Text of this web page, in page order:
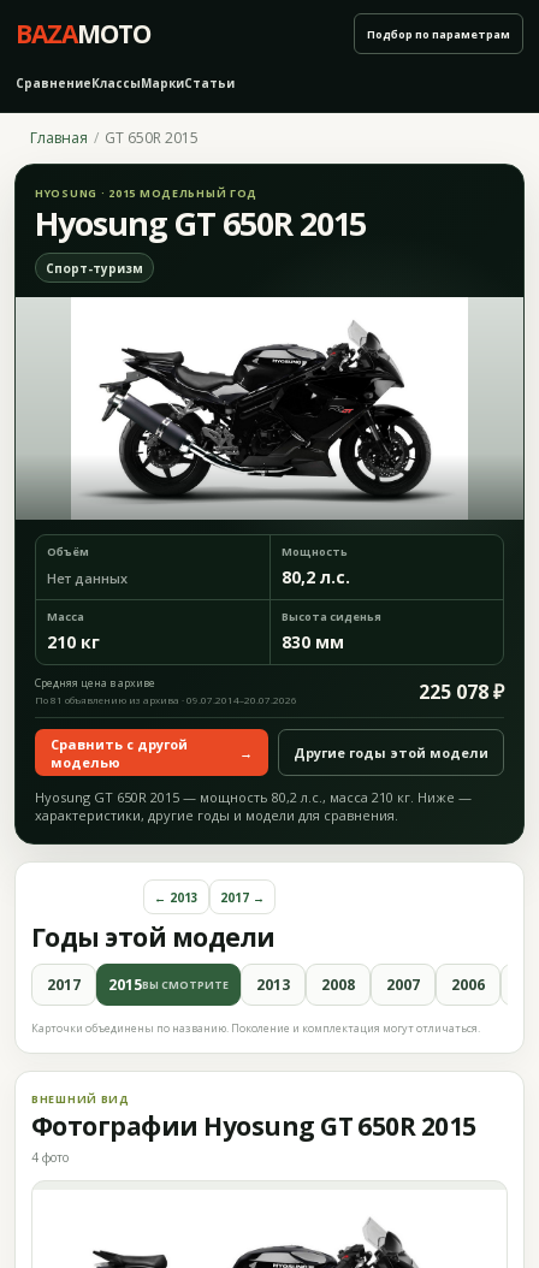
BAZAMOTO
СравнениеКлассыМаркиСтатьи
Подбор по параметрам
Главная GT 650R 2015
HYOSUNG · 2015 МОДЕЛЬНЫЙ ГОД
Hyosung GT 650R 2015
Спорт-туризм
Объём
Нет данных
Мощность
80,2 л.с.
Масса
210 кг
Высота сиденья
830 мм
Средняя цена в архиве 225 078 ₽
По 81 объявлению из архива · 09.07.2014–20.07.2026
Сравнить с другой
моделью
→ Другие годы этой модели
Hyosung GT 650R 2015 — мощность 80,2 л.с., масса 210 кг. Ниже —
характеристики, другие годы и модели для сравнения.
Годы этой модели
← 2013 2017 →
2017 2015ВЫ СМОТРИТЕ 2013 2008 2007 2006
Карточки объединены по названию. Поколение и комплектация могут отличаться.
ВНЕШНИЙ ВИД
Фотографии Hyosung GT 650R 2015
4 фото